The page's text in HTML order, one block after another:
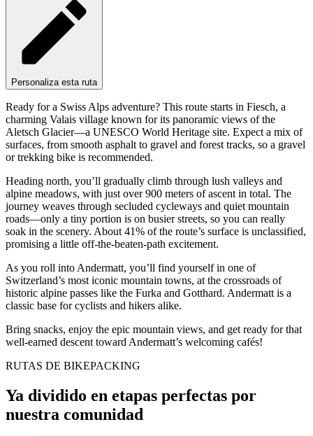
Personaliza esta ruta
Ready for a Swiss Alps adventure? This route starts in Fiesch, a
charming Valais village known for its panoramic views of the
Aletsch Glacier—a UNESCO World Heritage site. Expect a mix of
surfaces, from smooth asphalt to gravel and forest tracks, so a gravel
or trekking bike is recommended.
Heading north, you’ll gradually climb through lush valleys and
alpine meadows, with just over 900 meters of ascent in total. The
journey weaves through secluded cycleways and quiet mountain
roads—only a tiny portion is on busier streets, so you can really
soak in the scenery. About 41% of the route’s surface is unclassified,
promising a little off-the-beaten-path excitement.
As you roll into Andermatt, you’ll find yourself in one of
Switzerland’s most iconic mountain towns, at the crossroads of
historic alpine passes like the Furka and Gotthard. Andermatt is a
classic base for cyclists and hikers alike.
Bring snacks, enjoy the epic mountain views, and get ready for that
well-earned descent toward Andermatt’s welcoming cafés!
RUTAS DE BIKEPACKING
Ya dividido en etapas perfectas por
nuestra comunidad